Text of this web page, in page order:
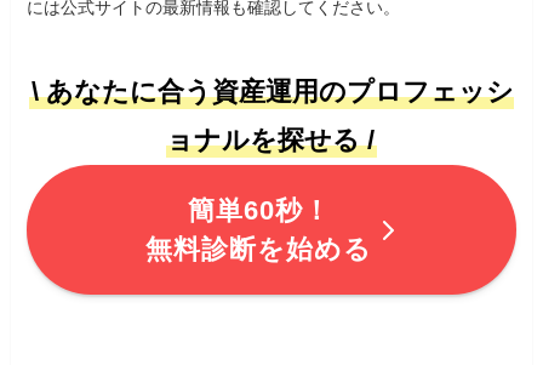
には公式サイトの最新情報も確認してください。
\ あなたに合う資産運用のプロフェッシ
ョナルを探せる /
簡単60秒！
無料診断を始める